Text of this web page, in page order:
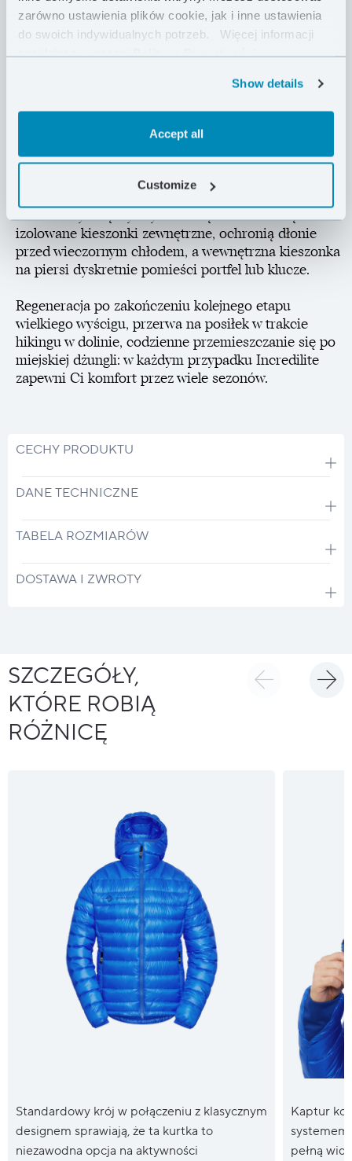
zarówno ustawienia plików cookie, jak i inne ustawienia
do swoich indywidualnych potrzeb.
Więcej informacji
znajdziesz w naszejPolityce Prywatności .
Show details
Accept all
Customize
komór puchowych. Wypełniona etycznie
pozyskiwanym polskim puchem zapewni Ci komfort i
ochroni przed chłodem.
Codzienne użytkowanie kurtki jest bardzo przyjemne
dzięki wygodnemu, obszernemu kapturowi oraz
miękkim, elastycznym mankietom. 108 g puchu o
sprężystości 850 FP gwarantuje natomiast ochronę
przed chłodem po zakończeniu długiej wycieczki lub
intensywnego treningu. Zastosowana tkanina Pertex®
Quantum odznacza się nie tylko niską masą, ale
również wysoką wytrzymałością mechaniczną. Dwie
izolowane kieszonki zewnętrzne, ochronią dłonie
przed wieczornym chłodem, a wewnętrzna kieszonka
na piersi dyskretnie pomieści portfel lub klucze.
Regeneracja po zakończeniu kolejnego etapu
wielkiego wyścigu, przerwa na posiłek w trakcie
hikingu w dolinie, codzienne przemieszczanie się po
miejskiej dżungli: w każdym przypadku Incredilite
zapewni Ci komfort przez wiele sezonów.
CECHY PRODUKTU
DANE TECHNICZNE
TABELA ROZMIARÓW
DOSTAWA I ZWROTY
SZCZEGÓŁY,
KTÓRE ROBIĄ
RÓŻNICĘ
Standardowy krój w połączeniu z klasycznym
designem sprawiają, że ta kurtka to
niezawodna opcja na aktywności
Kaptur
pełną